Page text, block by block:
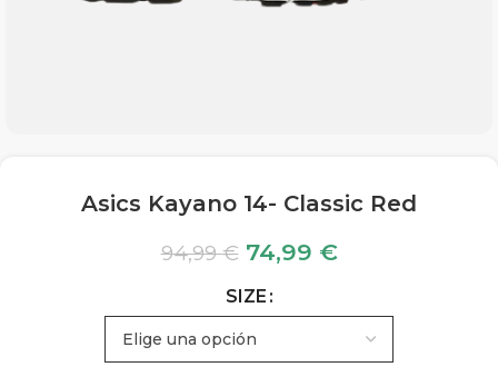
Asics Kayano 14- Classic Red
94,99€ 74,99 €
SIZE